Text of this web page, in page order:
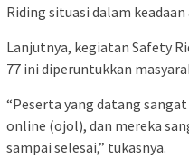
Riding situasi dalam
Lanjutnya, kegiatan Safety
77 ini diperuntukkan
“Peserta yang datang
online (ojol), dan mereka
sampai selesai,” tukasnya.